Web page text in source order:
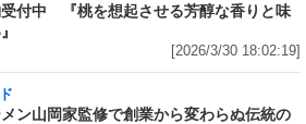
付中 『桃を想起させる芳醇な香りと味
[2026/3/30 18:02:19]
ン山岡家監修で創業から変わらぬ伝統の